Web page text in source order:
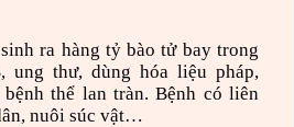
ra hàng tỷ bào tử bay trong
ung thư, dùng hóa liệu pháp,
thể lan tràn. Bệnh có liên
nuôi súc vật…